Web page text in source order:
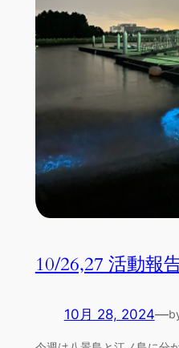
10/26,27 活動報
10月 28, 2024—